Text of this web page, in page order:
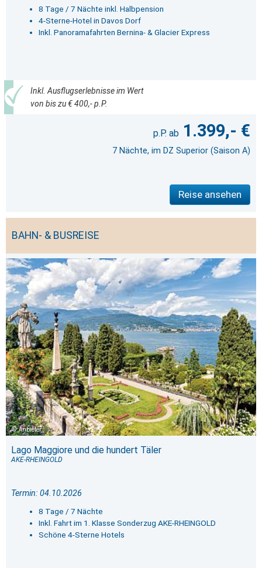
8 Tage / 7 Nächte inkl. Halbpension
4-Sterne-Hotel in Davos Dorf
Inkl. Panoramafahrten Bernina- & Glacier Express
Inkl. Ausflugserlebnisse im Wert
von bis zu € 400,- p.P.
1.399,- €
7 Nächte, im DZ Superior (Saison A)
Reise ansehen
BAHN- & BUSREISE
Anbieter
Lago Maggiore und die hundert Täler
AKE-RHEINGOLD
Termin: 04.10.2026
8 Tage / 7 Nächte
Inkl. Fahrt im 1. Klasse Sonderzug AKE-RHEINGOLD
Schöne 4-Sterne Hotels